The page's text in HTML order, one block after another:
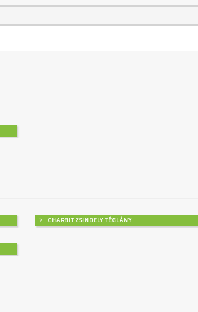
CHARBIT ZSINDELY TÉGLÁNY